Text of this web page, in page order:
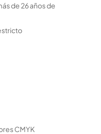
de 26 años de
CMYK